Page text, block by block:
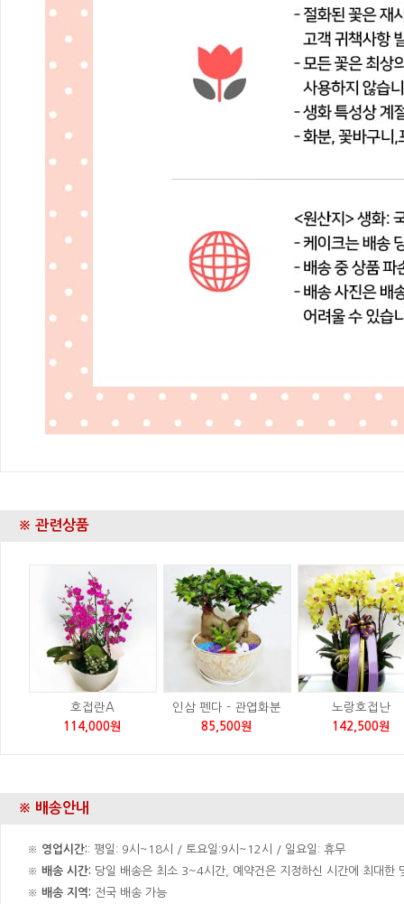
※ 관련상품
호접란A
114,000원
인삼 펜다 - 관엽화분
85,500원
노랑호접난
142,500원
※ 배송안내
※ 영업시간:: 평일: 9시~18시 / 토요일:9시~12시 / 일요일: 휴무
※배송 시간: 당일 배송은 최소 3~4시간, 예약건은 지정하신 시간에 최대
※배송 지역: 전국 배송 가능